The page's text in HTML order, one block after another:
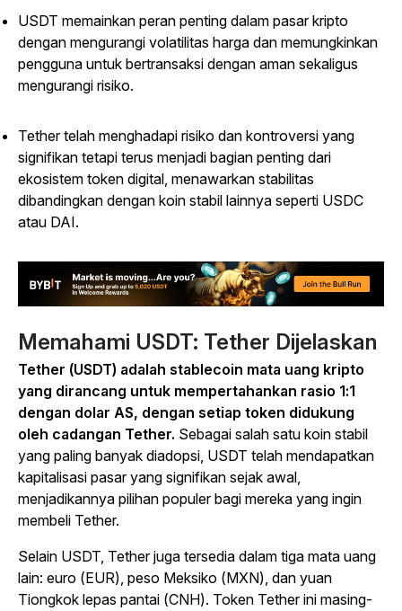
USDT memainkan peran penting dalam pasar kripto
dengan mengurangi volatilitas harga dan memungkinkan
pengguna untuk bertransaksi dengan aman sekaligus
mengurangi risiko.
Tether telah menghadapi risiko dan kontroversi yang
signifikan tetapi terus menjadi bagian penting dari
ekosistem token digital, menawarkan stabilitas
dibandingkan dengan koin stabil lainnya seperti USDC
atau DAI.
Memahami USDT: Tether Dijelaskan
Tether (USDT) adalah stablecoin mata uang kripto
yang dirancang untuk mempertahankan rasio 1:1
dengan dolar AS, dengan setiap token didukung
oleh cadangan Tether. Sebagai salah satu koin stabil
yang paling banyak diadopsi, USDT telah mendapatkan
kapitalisasi pasar yang signifikan sejak awal,
menjadikannya pilihan populer bagi mereka yang ingin
membeli Tether.
Selain USDT, Tether juga tersedia dalam tiga mata uang
lain: euro (EUR), peso Meksiko (MXN), dan yuan
Tiongkok lepas pantai (CNH). Token Tether ini masing-